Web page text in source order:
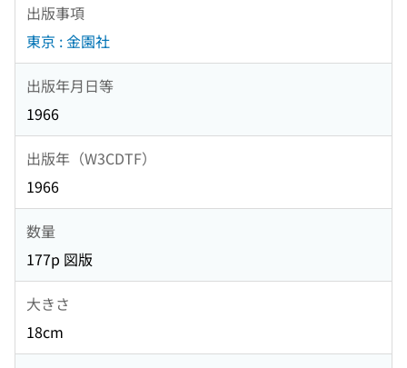
出版事項
東京 : 金園社
出版年月日等
1966
出版年（W3CDTF）
1966
数量
177p 図版
大きさ
18cm